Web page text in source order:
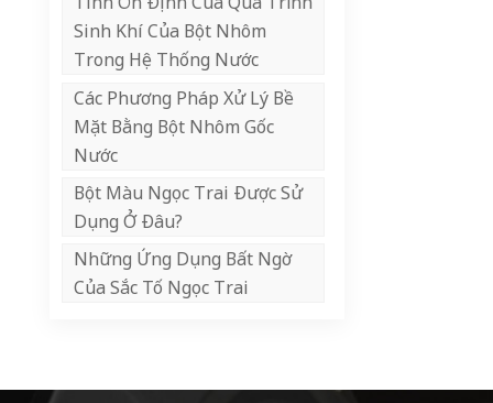
Sinh Khí Của Bột Nhôm
Trong Hệ Thống Nước
Các Phương Pháp Xử Lý Bề
Mặt Bằng Bột Nhôm Gốc
Nước
Bột Màu Ngọc Trai Được Sử
Dụng Ở Đâu?
Những Ứng Dụng Bất Ngờ
Của Sắc Tố Ngọc Trai